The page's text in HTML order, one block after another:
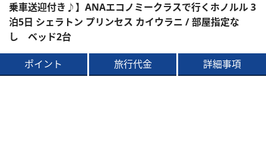
乗車送迎付き♪】ANAエコノミークラスで行くホノルル 3
泊5日 シェラトン プリンセス カイウラニ / 部屋指定な
し ベッド2台
ポイント 旅行代金 詳細事項